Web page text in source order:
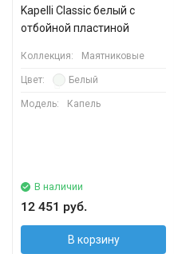
Kapelli Classic белый с
отбойной пластиной
Коллекция: Маятниковые
Цвет: Белый
Модель: Капель
В наличии
12 451 руб.
В корзину